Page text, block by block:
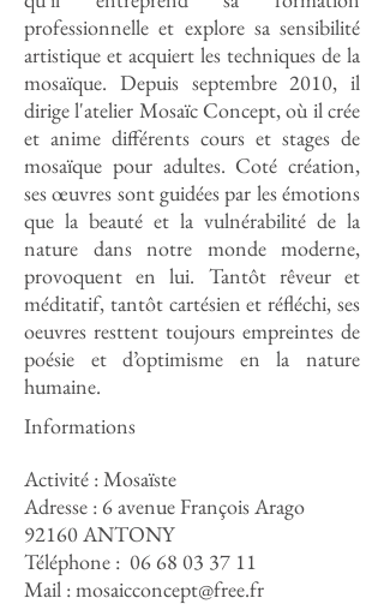
professionnelle et explore sa sensibilité
artistique et acquiert les techniques de la
mosaïque. Depuis septembre 2010, il
dirige l'atelier Mosaïc Concept, où il crée
et anime différents cours et stages de
mosaïque pour adultes. Coté création,
ses œuvres sont guidées par les émotions
que la beauté et la vulnérabilité de la
nature dans notre monde moderne,
provoquent en lui. Tantôt rêveur et
méditatif, tantôt cartésien et réfléchi, ses
oeuvres resttent toujours empreintes de
poésie et d’optimisme en la nature
humaine.
Informations
Activité : Mosaïste
Adresse : 6 avenue François Arago
92160 ANTONY
Téléphone : 06 68 03 37 11
Mail :mosaicconcept@free.fr